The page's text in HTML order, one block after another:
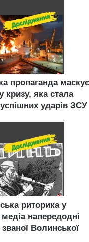
пропаганда маскує
кризу, яка стала
ударів ЗСУ
риторика у
напередодні
званої Волинської